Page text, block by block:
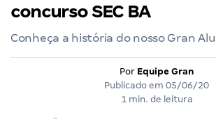
concurso SEC BA
Conheça a história do nosso Gran
Por Equipe Gran
Publicado em 05/06/20
1 min. de leitura